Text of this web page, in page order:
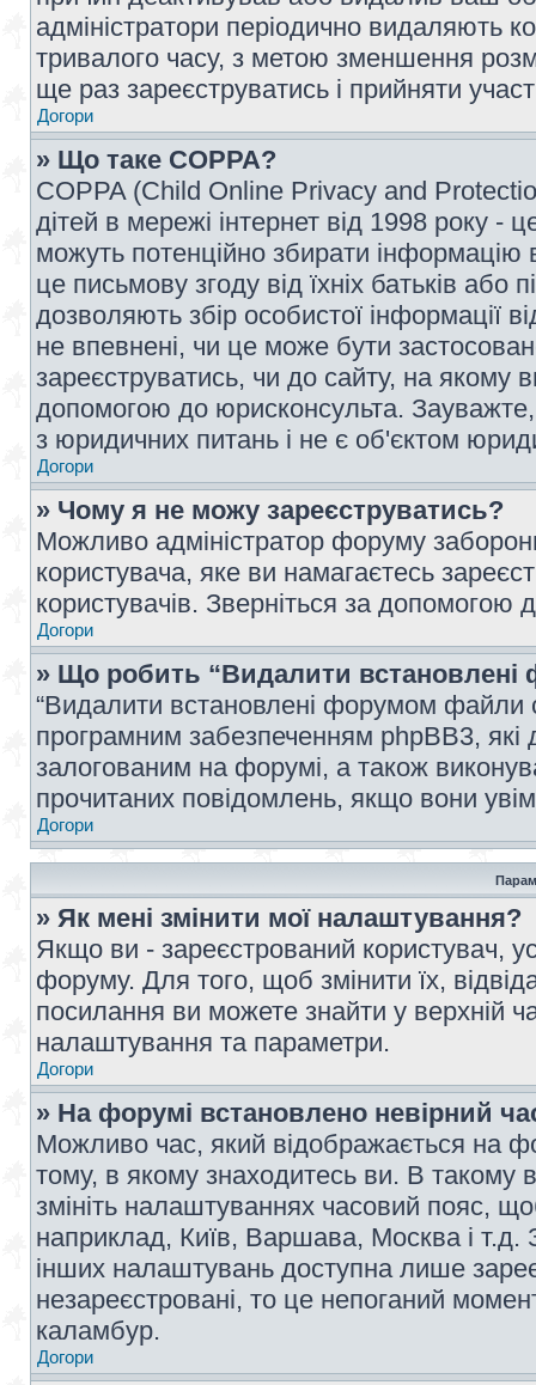
адміністратори періодично видаляють
тривалого часу, з метою зменшення
ще раз зареєструватись і прийняти
Догори
» Що таке COPPA?
COPPA (Child Online Privacy and
дітей в мережі інтернет від 1998 року -
можуть потенційно збирати інформацію
це письмову згоду від їхніх батьків або
дозволяють збір особистої інформації
не впевнені, чи це може бути
зареєструватись, чи до сайту, на якому
допомогою до юрисконсульта.
з юридичних питань і не є об'єктом
Догори
» Чому я не можу зареєструватись?
Можливо адміністратор форуму
користувача, яке ви намагаєтесь
користувачів. Зверніться за допомогою
Догори
» Що робить “Видалити
“Видалити встановлені форумом файли
програмним забезпеченням phpBB3,
залогованим на форумі, а також
прочитаних повідомлень, якщо вони
Догори
» Як мені змінити мої налаштування?
Якщо ви - зареєстрований користувач,
форуму. Для того, щоб змінити їх,
посилання ви можете знайти у верхній
налаштування та параметри.
Догори
» На форумі встановлено невірний
Можливо час, який відображається на
тому, в якому знаходитесь ви. В такому
змініть налаштуваннях часовий пояс,
наприклад, Київ, Варшава, Москва і т.д.
інших налаштувань доступна лише
незареєстровані, то це непоганий
каламбур.
Догори